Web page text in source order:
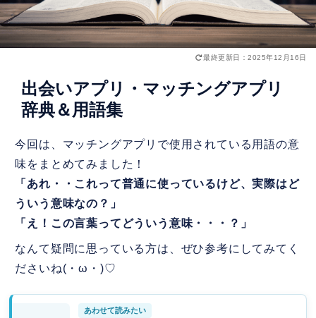
最終更新日：2025年12月16日
出会いアプリ・マッチングアプリ
辞典＆用語集
今回は、マッチングアプリで使用されている用語の意
味をまとめてみました！
「あれ・・これって普通に使っているけど、実際はど
ういう意味なの？」
「え！この言葉ってどういう意味・・・？」
なんて疑問に思っている方は、ぜひ参考にしてみてく
ださいね(・ω・)♡
あわせて読みたい